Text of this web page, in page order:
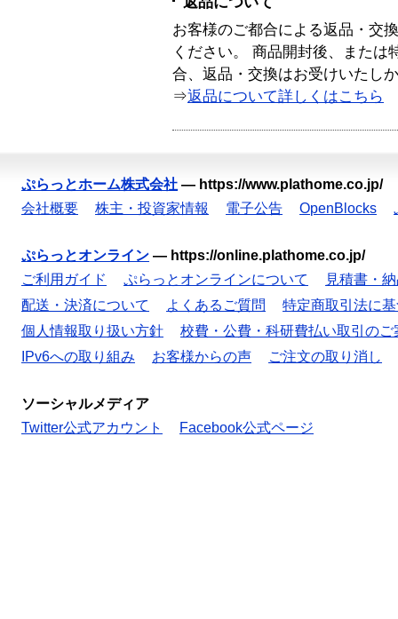
お客様のご都合による返品・交
ください。 商品開封後、または
合、返品・交換はお受けいたし
⇒返品について詳しくはこちら
ぷらっとホーム株式会社 — https://www.plathome.co.jp/
会社概要
株主・投資家情報 電子公告 OpenBlocks
ぷらっとオンライン — https://online.plathome.co.jp/
ご利用ガイド
ぷらっとオンラインについて
見積書・
配送・決済について
よくあるご質問
特定商取引法に
個人情報取り扱い方針
校費・公費・科研費払い取引のご
IPv6への取り組み
お客様からの声 ご注文の取り消し
ソーシャルメディア
Twitter公式アカウント
Facebook公式ページ